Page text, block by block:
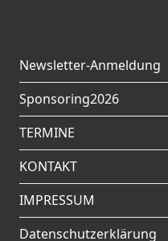
Newsletter-Anmeldung
Sponsoring2026
TERMINE
KONTAKT
IMPRESSUM
Datenschutzerklärung